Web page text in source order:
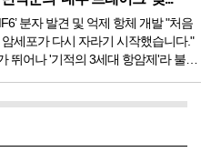
무 많아서’ 병을 키운다는 흥미로운 반
니아 주립대 의과대...
분자 발견 및 억제 항체 개발 "처음
세포가 다시 자라기 시작했습니다."
뛰어나 '기적의 3세대 항암제'라 불리
하는 것일까...